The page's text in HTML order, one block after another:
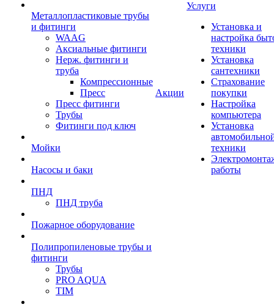
Металлопластиковые трубы
и фитинги
WAAG
Аксиальные фитинги
Нерж. фитинги и
труба
Компрессионные
Пресс
Пресс фитинги
Трубы
Фитинги под ключ
Мойки
Насосы и баки
ПНД
ПНД труба
Пожарное оборудование
Полипропиленовые трубы и
фитинги
Трубы
PRO AQUA
TIM
Акции
Услуги
Установка и
настройка
техники
Установка
сантехники
Страхование
покупки
Настройка
компьютера
Установка
техники
работы